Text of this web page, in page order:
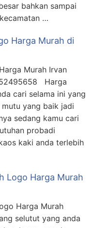
bahkan sampai
…
Harga Murah di
Murah Irvan
Harga
cari selama ini yang
yang baik jadi
sedang kamu cari
probadi
kaki anda terlebih
Logo Harga Murah
Harga Murah
selutut yang anda